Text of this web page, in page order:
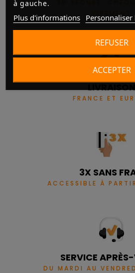
à gauche.
Plus d'informations Personnaliser
REFUSER
ACCEPTER
VIREMENT
LIVRAISON
FRANCE ET
3X SANS
ACCESSIBLE À
SERVICE
DU MARDI AU